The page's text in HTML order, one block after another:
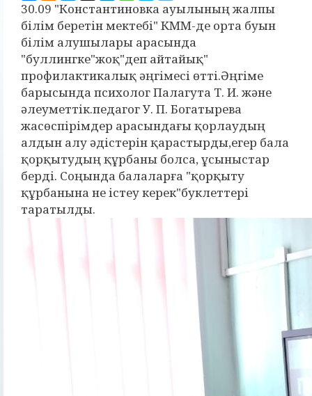
30.09 "Константиновка ауылының жалпы
білім беретін мектебі" КММ-де орта буын
білім алушылары арасында
"буллингке"жоқ"деп айтайық"
профилактикалық әңгімесі өтті.Әңгіме
барысында психолог Палагута Т. И. және
әлеуметтік.педагог У. П. Богатырева
жасөспірімдер арасындағы қорлаудың
алдын алу әдістерін қарастырды,егер бала
қорқытудың құрбаны болса, ұсыныстар
берді. Соңында балаларға "қорқыту
құрбанына не істеу керек"буклеттері
таратылды.